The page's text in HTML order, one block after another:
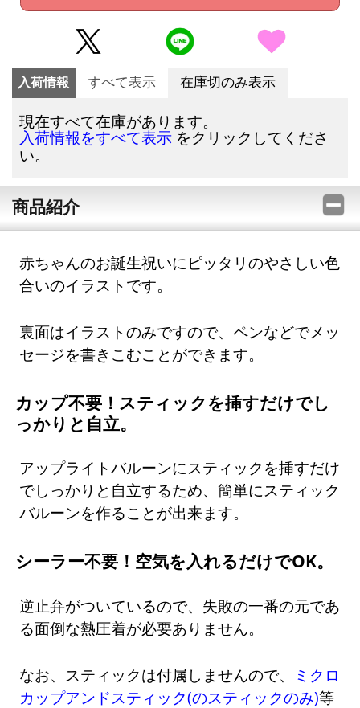
入荷情報 すべて表示 在庫切のみ表示
現在すべて在庫があります。
入荷情報をすべて表示 をクリックしてくださ
い。
商品紹介
赤ちゃんのお誕生祝いにピッタリのやさしい色
合いのイラストです。
裏面はイラストのみですので、ペンなどでメッ
セージを書きこむことができます。
カップ不要！スティックを挿すだけでし
っかりと自立。
アップライトバルーンにスティックを挿すだけ
でしっかりと自立するため、簡単にスティック
バルーンを作ることが出来ます。
シーラー不要！空気を入れるだけでOK。
逆止弁がついているので、失敗の一番の元であ
る面倒な熱圧着が必要ありません。
なお、スティックは付属しませんので、
ミクロ
カップアンドスティック(のスティックのみ)等